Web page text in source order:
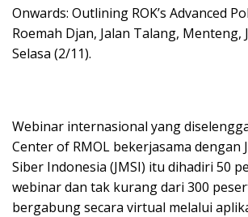
Onwards: Outlining ROK’s Advanced
Roemah Djan, Jalan Talang, Menteng,
Selasa (2/11).
Webinar internasional yang
Center of RMOL bekerjasama dengan
Siber Indonesia (JMSI) itu dihadiri 50
webinar dan tak kurang dari 300
bergabung secara virtual melalui